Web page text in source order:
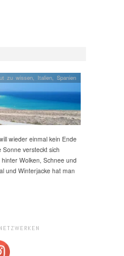
zu wissen, Italien,Spanien
wieder einmal kein Ende
Sonne versteckt sich
Wolken, Schnee und
und Winterjacke hat man